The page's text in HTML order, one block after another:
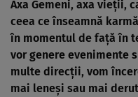
Axa Gemeni, axa vieții,
ceea ce înseamnă
în momentul de față în
vor genere evenimente
multe direcții, vom
mai leneși sau mai